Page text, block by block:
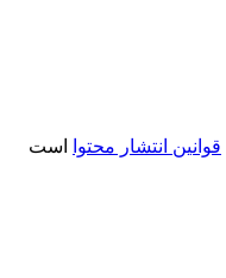
قوانین انتشار محتوا است